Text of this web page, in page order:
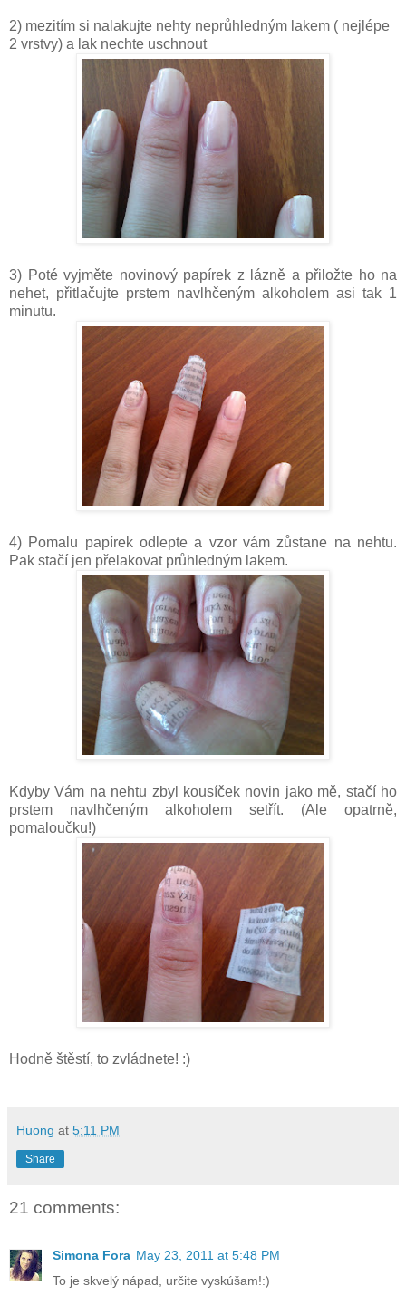
2) mezitím si nalakujte nehty neprůhledným lakem ( nejlépe
2 vrstvy) a lak nechte uschnout
3) Poté vyjměte novinový papírek z lázně a přiložte ho na
nehet, přitlačujte prstem navlhčeným alkoholem asi tak 1
minutu.
4) Pomalu papírek odlepte a vzor vám zůstane na nehtu.
Pak stačí jen přelakovat průhledným lakem.
Kdyby Vám na nehtu zbyl kousíček novin jako mě, stačí ho
prstem navlhčeným alkoholem setřít. (Ale opatrně,
pomaloučku!)
Hodně štěstí, to zvládnete! :)
Huong at 5:11 PM
Share
21 comments:
Simona Fora May 23, 2011 at 5:48 PM
To je skvelý nápad, určite vyskúšam!:)